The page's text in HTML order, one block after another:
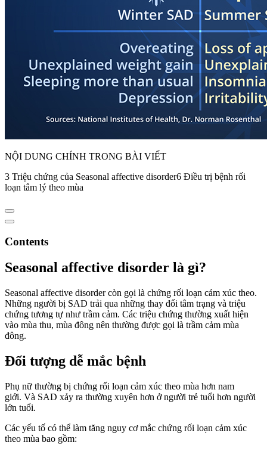
NỘI DUNG CHÍNH TRONG BÀI VIẾT
3 Triệu chứng của Seasonal affective disorder6 Điều trị bệnh rối
loạn tâm lý theo mùa
Contents
Seasonal affective disorder là gì?
Seasonal affective disorder còn gọi là chứng rối loạn cảm xúc theo.
Những người bị SAD trải qua những thay đổi tâm trạng và triệu
chứng tương tự như trầm cảm. Các triệu chứng thường xuất hiện
vào mùa thu, mùa đông nên thường được gọi là trầm cảm mùa
đông.
Đối tượng dễ mắc bệnh
Phụ nữ thường bị chứng rối loạn cảm xúc theo mùa hơn nam
giới. Và SAD xảy ra thường xuyên hơn ở người trẻ tuổi hơn người
lớn tuổi.
Các yếu tố có thể làm tăng nguy cơ mắc chứng rối loạn cảm xúc
theo mùa bao gồm: